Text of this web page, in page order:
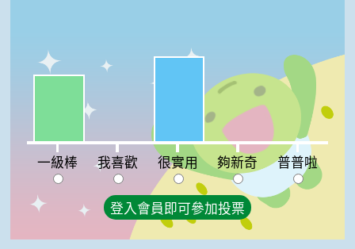
我喜歡:0% 夠新奇:0%普普啦:0%
一級棒 我喜歡 很實用 夠新奇 普普啦
登入會員即可參加投票